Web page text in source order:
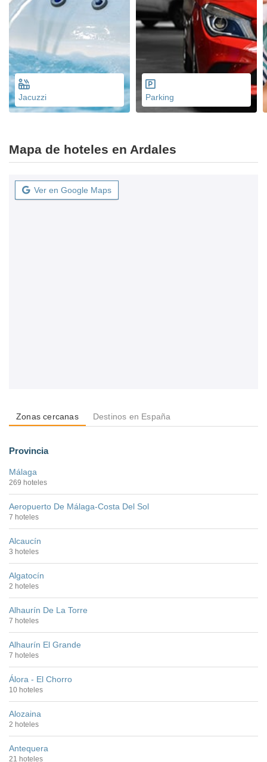
Jacuzzi Parking
Mapa de hoteles en Ardales
Ver en Google Maps
Zonas cercanas Destinos en España
Provincia
Málaga
269 hoteles
Aeropuerto De Málaga-Costa Del Sol
7 hoteles
Alcaucín
3 hoteles
Algatocín
2 hoteles
Alhaurín De La Torre
7 hoteles
Alhaurín El Grande
7 hoteles
Álora - El Chorro
10 hoteles
Alozaina
2 hoteles
Antequera
21 hoteles